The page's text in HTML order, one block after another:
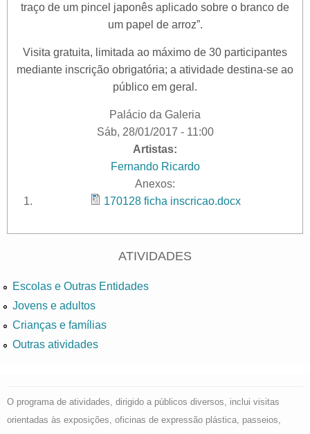
traço de um pincel japonês aplicado sobre o branco de
um papel de arroz”.
Visita gratuita, limitada ao máximo de 30 participantes
mediante inscrição obrigatória; a atividade destina-se ao
público em geral.
Palácio da Galeria
Sáb, 28/01/2017 - 11:00
Artistas:
Fernando Ricardo
Anexos:
170128 ficha inscricao.docx
ATIVIDADES
Escolas e Outras Entidades
Jovens e adultos
Crianças e famílias
Outras atividades
O programa de atividades, dirigido a públicos diversos, inclui visitas
orientadas às exposições, oficinas de expressão plástica, passeios,